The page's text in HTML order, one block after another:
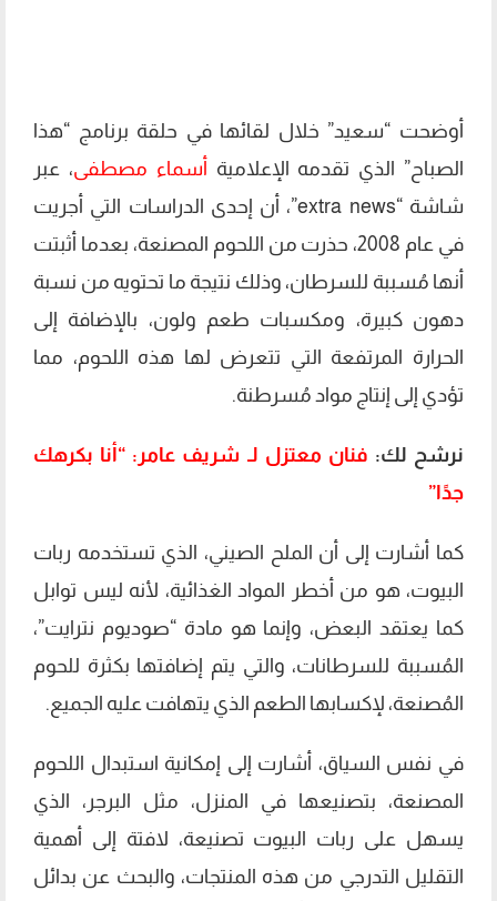
أوضحت “سعيد” خلال لقائها في حلقة برنامج “هذا
الصباح” الذي تقدمه الإعلامية أسماء مصطفى، عبر
شاشة “extra news”، أن إحدى الدراسات التي أجريت
في عام 2008، حذرت من اللحوم المصنعة، بعدما أثبتت
أنها مُسببة للسرطان، وذلك نتيجة ما تحتويه من نسبة
دهون كبيرة، ومكسبات طعم ولون، بالإضافة إلى
الحرارة المرتفعة التي تتعرض لها هذه اللحوم، مما
تؤدي إلى إنتاج مواد مُسرطنة.
نرشح لك: فنان معتزل لـ شريف عامر: “أنا بكرهك
جدًا”
كما أشارت إلى أن الملح الصيني، الذي تستخدمه ربات
البيوت، هو من أخطر المواد الغذائية، لأنه ليس توابل
كما يعتقد البعض، وإنما هو مادة “صوديوم نترايت”،
المُسببة للسرطانات، والتي يتم إضافتها بكثرة للحوم
المُصنعة، لإكسابها الطعم الذي يتهافت عليه الجميع.
في نفس السياق، أشارت إلى إمكانية استبدال اللحوم
المصنعة، بتصنيعها في المنزل، مثل البرجر، الذي
يسهل على ربات البيوت تصنيعة، لافتة إلى أهمية
التقليل التدرجي من هذه المنتجات، والبحث عن بدائل